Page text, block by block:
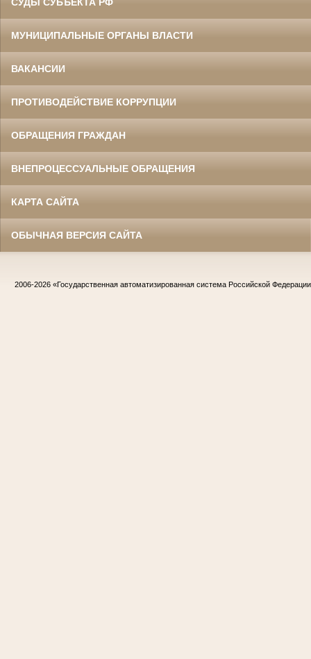
МУНИЦИПАЛЬНЫЕ ОРГАНЫ ВЛАСТИ
ВАКАНСИИ
ПРОТИВОДЕЙСТВИЕ КОРРУПЦИИ
ОБРАЩЕНИЯ ГРАЖДАН
ВНЕПРОЦЕССУАЛЬНЫЕ ОБРАЩЕНИЯ
КАРТА САЙТА
ОБЫЧНАЯ ВЕРСИЯ САЙТА
2006-2026 «Государственная автоматизированная система Российской